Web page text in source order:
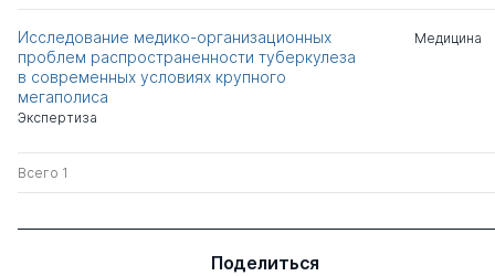
Исследование медико-организационных
проблем распространенности туберкулеза
в современных условиях крупного
мегаполиса
Экспертиза
Медицина
Всего 1
Поделиться